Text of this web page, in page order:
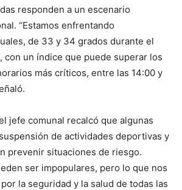
responden a un escenario
“Estamos enfrentando
de 33 y 34 grados durante el
con un índice que puede superar los
más críticos, entre las 14:00 y
jefe comunal recalcó que algunas
de actividades deportivas y
prevenir situaciones de riesgo.
ser impopulares, pero lo que nos
la seguridad y la salud de todas las